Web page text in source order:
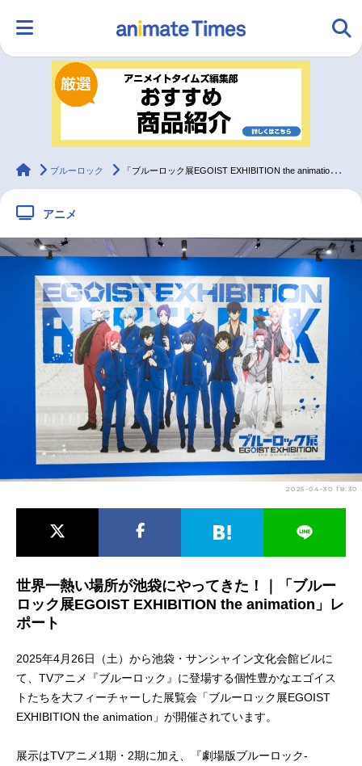
ランキング アニメ
ラジオ みんなの声
2.5次元 配信・Vtuber トレンド 無料マンガ
最新記事一覧
アニメ記事一覧 声優記事一覧
アニメ映画一覧 実写化映画一覧
今期アニメ曜日別一覧
春アニメ 夏アニメ
男性声優/女性声優一覧
animateTimes
ブルーロック 「ブルーロック展EGOIST EXHIBITION the animation」レポート
アニメ
2025-04-30 18:30
世界一熱い場所が池袋にやってきた！｜「ブルー
ロック展EGOIST EXHIBITION the animation」レ
ポート
2025年4月26日（土）から池袋・サンシャイン文化会館ビルに
て、TVアニメ『ブルーロック』に登場する個性豊かなエゴイス
トたちを大フィーチャーした展覧会「ブルーロック展EGOIST
EXHIBITION the animation」が開催されています。
展示はTVアニメ1期・2期に加え、『劇場版ブルーロック-